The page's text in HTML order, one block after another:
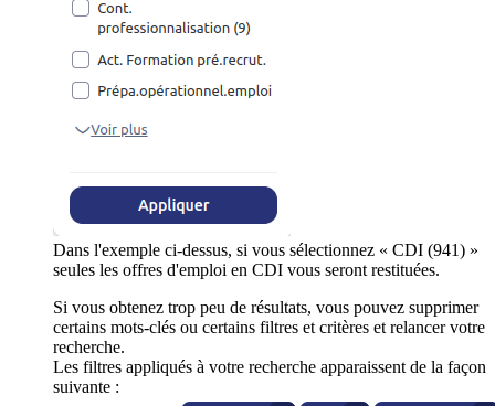
Dans l'exemple ci-dessus, si vous sélectionnez « CDI (941) »
seules les offres d'emploi en CDI vous seront restituées.
Si vous obtenez trop peu de résultats, vous pouvez supprimer
certains mots-clés ou certains filtres et critères et relancer votre
recherche.
Les filtres appliqués à votre recherche apparaissent de la façon
suivante :